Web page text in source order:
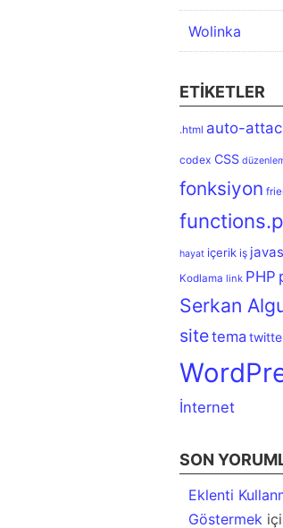
Wolinka
ETIKETLER
.html auto-
codex CSS
fonksiyon
hayat içerik iş
Kodlama link PHP
Serkan
sitetema
İnternet
SON
Eklenti
Göstermek